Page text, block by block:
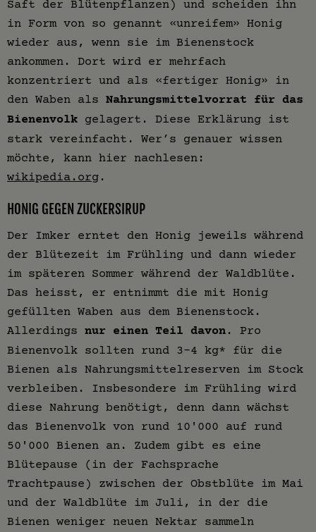
Saft der Blütenpflanzen) und scheiden ihn
in Form von so genannt «unreifem» Honig
wieder aus, wenn sie im Bienenstock
ankommen. Dort wird er mehrfach
konzentriert und als «fertiger Honig» in
den Waben als Nahrungsmittelvorrat für das
Bienenvolk gelagert. Diese Erklärung ist
stark vereinfacht. Wer’s genauer wissen
möchte, kann hier nachlesen:
wikipedia.org .
HONIG GEGEN ZUCKERSIRUP
Der Imker erntet den Honig jeweils während
der Blütezeit im Frühling und dann wieder
im späteren Sommer während der Waldblüte.
Das heisst, er entnimmt die mit Honig
gefüllten Waben aus dem Bienenstock.
Allerdings nur einen Teil davon . Pro
Bienenvolk sollten rund 3-4 kg* für die
Bienen als Nahrungsmittelreserven im Stock
verbleiben. Insbesondere im Frühling wird
diese Nahrung benötigt, denn dann wächst
das Bienenvolk von rund 10'000 auf rund
50'000 Bienen an. Zudem gibt es eine
Blütepause (in der Fachsprache
Trachtpause) zwischen der Obstblüte im Mai
und der Waldblüte im Juli, in der die
Bienen weniger neuen Nektar sammeln